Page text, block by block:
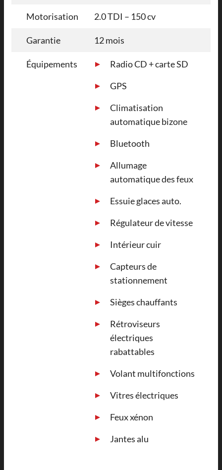
Motorisation 2.0 TDI – 150 cv
Garantie 12 mois
Équipements
Radio CD + carte SD
GPS
Climatisation
automatique bizone
Bluetooth
Allumage
automatique des feux
Essuie glaces auto.
Régulateur de vitesse
Intérieur cuir
Capteurs de
stationnement
Sièges chauffants
Rétroviseurs
électriques
rabattables
Volant multifonctions
Vitres électriques
Feux xénon
Jantes alu